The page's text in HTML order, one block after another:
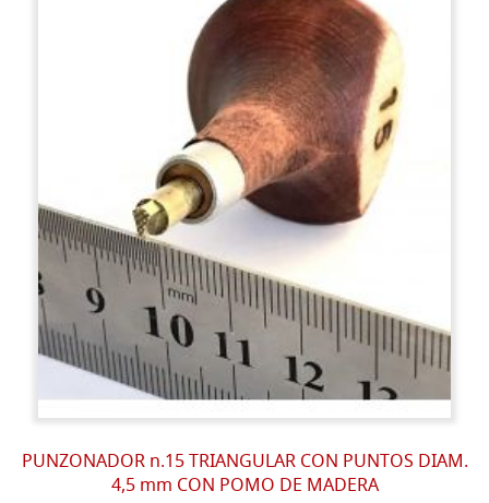
PUNZONADOR n.15 TRIANGULAR CON PUNTOS DIAM.
4,5 mm CON POMO DE MADERA